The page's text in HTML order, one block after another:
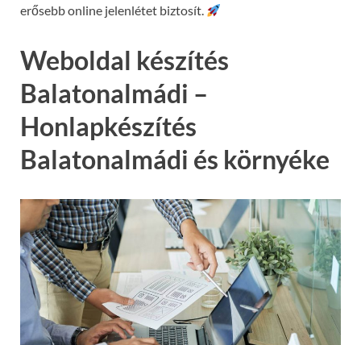
erősebb online jelenlétet biztosít.
Weboldal készítés
Balatonalmádi –
Honlapkészítés
Balatonalmádi és környéke